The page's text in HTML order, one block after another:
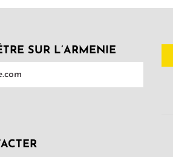
SUR L’ARMENIE